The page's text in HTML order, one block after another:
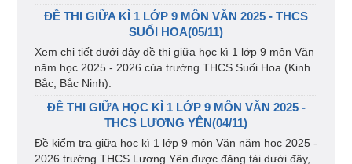
ĐỀ THI GIỮA KÌ 1 LỚP 9 MÔN VĂN 2025 - THCS
SUỐI HOA(05/11)
Xem chi tiết dưới đây đề thi giữa học kì 1 lớp 9 môn Văn
năm học 2025 - 2026 của trường THCS Suối Hoa (Kinh
Bắc, Bắc Ninh).
ĐỀ THI GIỮA HỌC KÌ 1 LỚP 9 MÔN VĂN 2025 -
THCS LƯƠNG YÊN(04/11)
Đề kiểm tra giữa học kì 1 lớp 9 môn Văn năm học 2025 -
2026 trường THCS Lương Yên được đăng tải dưới đây,